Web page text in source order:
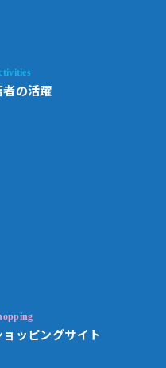
者の活躍
ョッピングサイト